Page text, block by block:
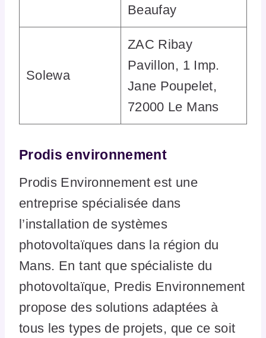
Beaufay
Solewa
ZAC Ribay
Pavillon, 1 Imp.
Jane Poupelet,
72000 Le Mans
Prodis environnement
Prodis Environnement est une
entreprise spécialisée dans
l’installation de systèmes
photovoltaïques dans la région du
Mans. En tant que spécialiste du
photovoltaïque, Predis Environnement
propose des solutions adaptées à
tous les types de projets, que ce soit